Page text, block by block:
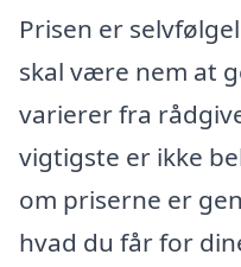
Prisen er
skal være nem at
varierer fra
vigtigste er ikke
om priserne er
hvad du får for